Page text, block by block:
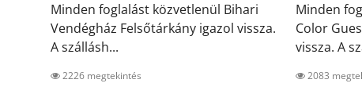
Minden foglalást közvetlenül Bihari
Vendégház Felsőtárkány igazol vissza.
A szállásh...
2226 megtekintés
Minden
Color
vissza. A
2083